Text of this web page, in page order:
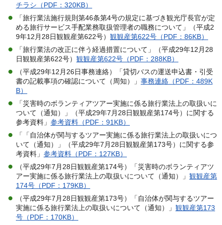
チラシ（PDF：320KB）
「旅行業法施行規則第46条第4号の規定に基づき観光庁長官が定
める旅行サービス手配業務取扱管理者の職務について」（平成2
9年12月28日観観産第622号） 観観産第622号（PDF：86KB）
「旅行業法の改正に伴う経過措置について」（平成29年12月28
日観観産第622号） 観観産第622号（PDF：288KB）
（平成29年12月26日事務連絡）「貸切バスの運送申込書・引受
書の記載事項の確認について（周知）」 事務連絡（PDF：489K
B）
「災害時のボランティアツアー実施に係る旅行業法上の取扱いに
ついて（通知）」（平成29年7月28日観観産第174号）に関する
参考資料」 参考資料（PDF：91KB）
「「自治体が関与するツアー実施に係る旅行業法上の取扱いにつ
いて（通知）」（平成29年7月28日観観産第173号）に関する参
考資料」 参考資料（PDF：127KB）
（平成29年7月28日観観産第174号）「災害時のボランティアツ
アー実施に係る旅行業法上の取扱いについて（通知）」 観観産第
174号（PDF：179KB）
（平成29年7月28日観観産第173号）「自治体が関与するツアー
実施に係る旅行業法上の取扱いについて（通知）」 観観産第173
号（PDF：170KB）